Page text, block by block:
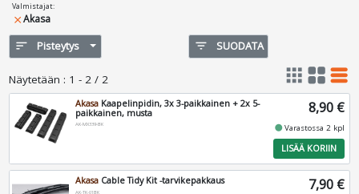
Valmistajat:
closeAkasa
sort Pisteytys filter_list SUODATA
Näytetään : 1 - 2 / 2 apps grid_view table_rows
Akasa Kaapelinpidin, 3x 3-paikkainen + 2x 5-
paikkainen, musta
AK-MX339-BK
8,90 €
fiber_manual_recordVarastossa 2 kpl
LISÄÄ KORIIN
Akasa Cable Tidy Kit -tarvikepakkaus
AK-TK-01BK 7,90 €